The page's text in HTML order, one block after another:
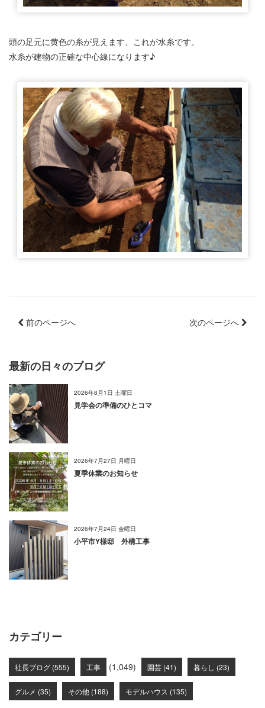
頭の足元に黄色の糸が見えます、これが水糸です。
水糸が建物の正確な中心線になります♪
前のページへ 次のページへ
最新の日々のブログ
2026年8月1日 土曜日
見学会の準備のひとコマ
2026年7月27日 月曜日
夏季休業のお知らせ
2026年7月24日 金曜日
小平市Y様邸 外構工事
カテゴリー
社長ブログ (555) 工事 (1,049) 園芸 (41) 暮らし (23)
グルメ (35) その他 (188) モデルハウス (135)